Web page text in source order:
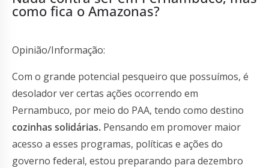
como fica o Amazonas?
Opinião/Informação:
Com o grande potencial pesqueiro que possuímos, é
desolador ver certas ações ocorrendo em
Pernambuco, por meio do PAA, tendo como destino
cozinhas solidárias. Pensando em promover maior
acesso a esses programas, políticas e ações do
governo federal, estou preparando para dezembro